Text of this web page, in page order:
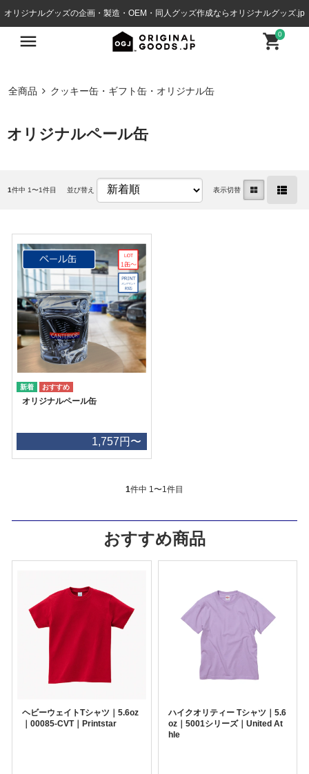
オリジナルグッズの企画・製造・OEM・同人グッズ作成ならオリジナルグッズ.jp
0
全商品 クッキー缶・ギフト缶・オリジナル缶
オリジナルペール缶
1件中 1〜1件目 並び替え 表示切替
オリジナルペール缶
1,757円〜
1件中 1〜1件目
おすすめ商品
ヘビーウェイトTシャツ｜5.6oz
｜00085-CVT｜Printstar
ハイクオリティー Tシャツ｜5.6
oz｜5001シリーズ｜United At
hle